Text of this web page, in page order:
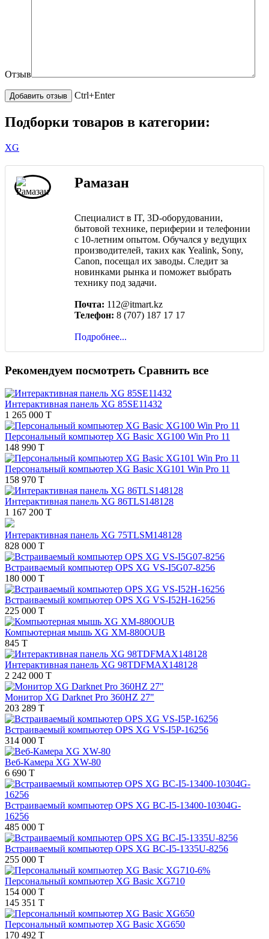
Отзыв
Ctrl+Enter
Подборки товаров в категории:
XG
Рамазан
Специалист в IT, 3D-оборудовании,
бытовой технике, периферии и телефонии
с 10-летним опытом. Обучался у ведущих
производителей, таких как Yealink, Sony,
Canon, посещал их заводы. Следит за
новинками рынка и поможет выбрать
технику под задачи.
Почта: 112@itmart.kz
Телефон: 8 (707) 187 17 17
Подробнее...
Рекомендуем посмотреть Сравнить все
Интерактивная панель XG 85SE11432
1 265 000 T
Персональный компьютер XG Basic XG100 Win Pro 11
148 990 T
Персональный компьютер XG Basic XG101 Win Pro 11
158 970 T
Интерактивная панель XG 86TLS148128
1 167 200 T
Интерактивная панель XG 75TLSM148128
828 000 T
Встраиваемый компьютер OPS XG VS-I5G07-8256
180 000 T
Встраиваемый компьютер OPS XG VS-I52H-16256
225 000 T
Компьютерная мышь XG XM-880OUB
845 T
Интерактивная панель XG 98TDFMAX148128
2 242 000 T
Монитор XG Darknet Pro 360HZ 27"
203 289 T
Встраиваемый компьютер OPS XG VS-I5P-16256
314 000 T
Веб-Камера XG XW-80
6 690 T
Встраиваемый компьютер OPS XG BC-I5-13400-10304G-
16256
485 000 T
Встраиваемый компьютер OPS XG BC-I5-1335U-8256
255 000 T
-6%
Персональный компьютер XG Basic XG710
154 000 T
145 351 T
Персональный компьютер XG Basic XG650
170 492 T